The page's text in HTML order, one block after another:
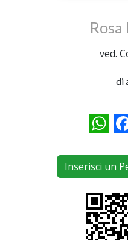
ved.
di
Inserisci un